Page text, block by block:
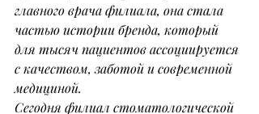
главного врача филиала, она стала
частью истории бренда, который
для тысяч пациентов ассоциируется
с качеством, заботой и современной
медициной.
Сегодня филиал стоматологической